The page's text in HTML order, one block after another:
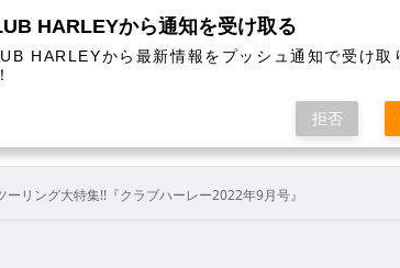
リング大特集!!『クラブハーレー2022年9月号』
HARLEYから通知を受け取る
HARLEYから最新情報をプッシュ通知で受け取
拒否